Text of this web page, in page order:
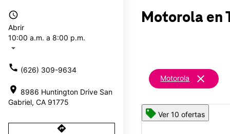
access_time
Abrir
10:00 a.m. a 8:00 p.m.
arrow_drop_down
call (626) 309-9634
location_on 8986 Huntington Drive San
Gabriel, CA 91775
directions
Motorola en
Motorola clear
Ver 10 ofertas